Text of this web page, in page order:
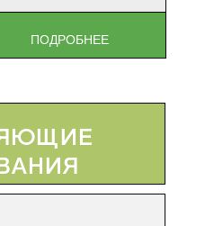
ПОДРОБНЕЕ